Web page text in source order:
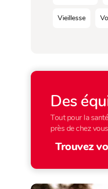
Vieillesse
Des
Tout pour la
près de chez
Trouvez